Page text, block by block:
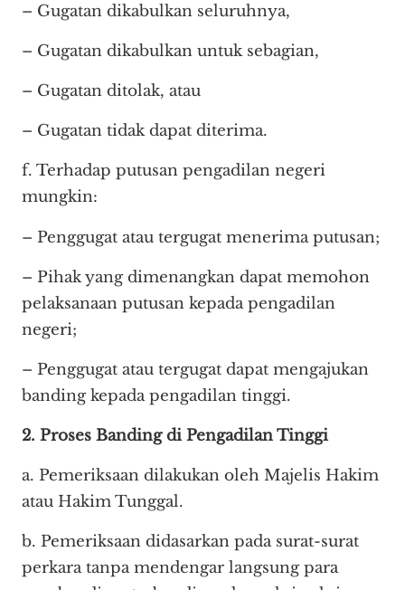
– Gugatan dikabulkan seluruhnya,
– Gugatan dikabulkan untuk sebagian,
– Gugatan ditolak, atau
– Gugatan tidak dapat diterima.
f. Terhadap putusan pengadilan negeri
mungkin:
– Penggugat atau tergugat menerima putusan;
– Pihak yang dimenangkan dapat memohon
pelaksanaan putusan kepada pengadilan
negeri;
– Penggugat atau tergugat dapat mengajukan
banding kepada pengadilan tinggi.
2. Proses Banding di Pengadilan Tinggi
a. Pemeriksaan dilakukan oleh Majelis Hakim
atau Hakim Tunggal.
b. Pemeriksaan didasarkan pada surat-surat
perkara tanpa mendengar langsung para